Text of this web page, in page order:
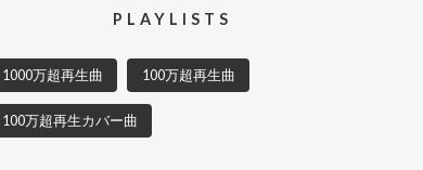
PLAYLISTS
1000万超再生曲 100万超再生曲
100万超再生カバー曲